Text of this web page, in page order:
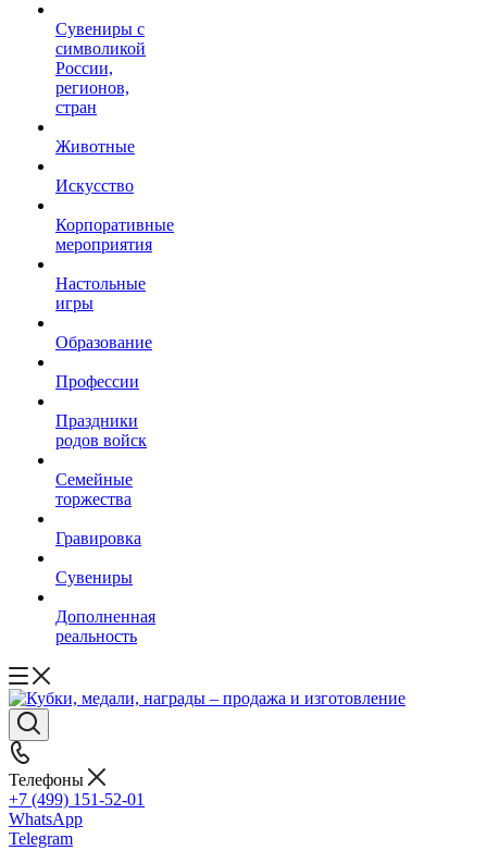
Сувениры с
символикой
России,
регионов,
стран
Животные
Искусство
Корпоративные
мероприятия
Настольные
игры
Образование
Профессии
Праздники
родов войск
Семейные
торжества
Гравировка
Сувениры
Дополненная
реальность
Телефоны
+7 (499) 151-52-01
WhatsApp
Telegram